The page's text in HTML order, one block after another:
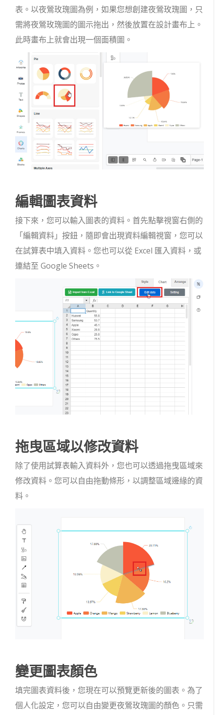
表。以夜鶯玫瑰圖為例，如果您想創建夜鶯玫瑰圖，只
需將夜鶯玫瑰圖的圖示拖出，然後放置在設計畫布上。
此時畫布上就會出現一個面積圖。
編輯圖表資料
接下來，您可以輸入圖表的資料。首先點擊視窗右側的
「編輯資料」按鈕，隨即會出現資料編輯視窗，您可以
在試算表中填入資料。您也可以從 Excel 匯入資料，或
連結至 Google Sheets。
拖曳區域以修改資料
除了使用試算表輸入資料外，您也可以透過拖曳區域來
修改資料。您可以自由拖動條形，以調整區域邊緣的資
料。
變更圖表顏色
填完圖表資料後，您現在可以預覽更新後的圖表。為了
個人化設定，您可以自由變更夜鶯玫瑰圖的顏色。只需